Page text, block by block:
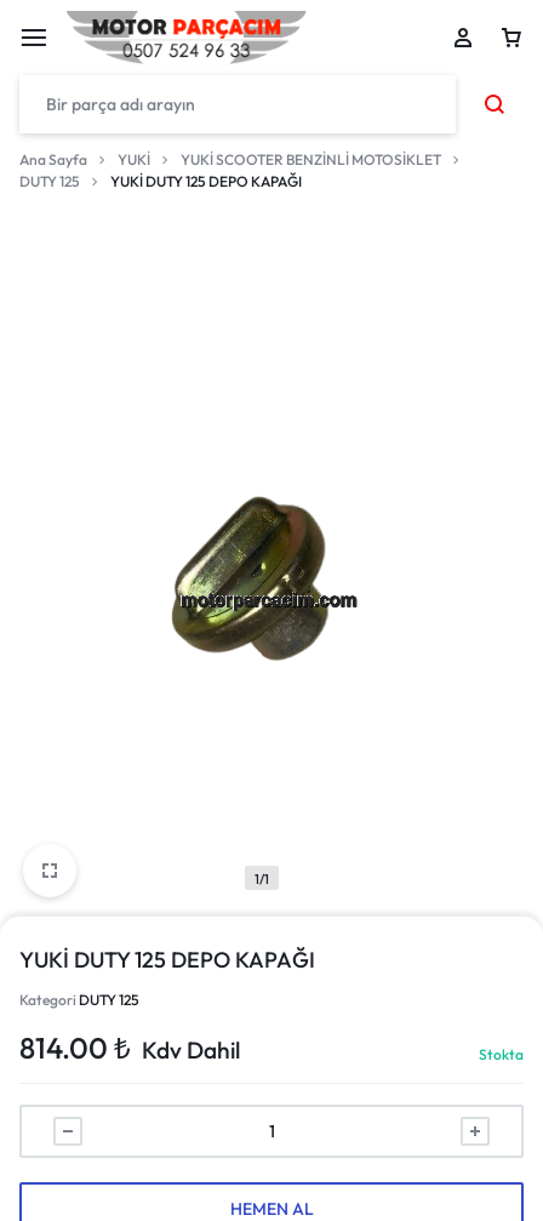
Ana Sayfa YUKİ
YUKİ SCOOTER BENZİNLİ MOTOSİKLET
DUTY 125
YUKİ DUTY 125 DEPO KAPAĞI
1/1
YUKİ DUTY 125 DEPO KAPAĞI
Kategori DUTY 125
814.00 ₺ Kdv Dahil Stokta
HEMEN AL